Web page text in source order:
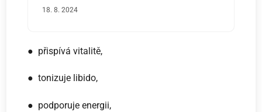
18. 8. 2024
● přispívá vitalitě,
● tonizuje libido,
● podporuje energii,